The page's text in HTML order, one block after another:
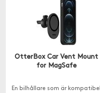
OtterBox Car Vent Mount
for MagSafe
En bilhållare som är kompatibel